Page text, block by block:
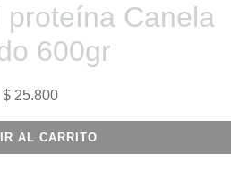
proteína Canela
600gr
$ 25.800
AL CARRITO